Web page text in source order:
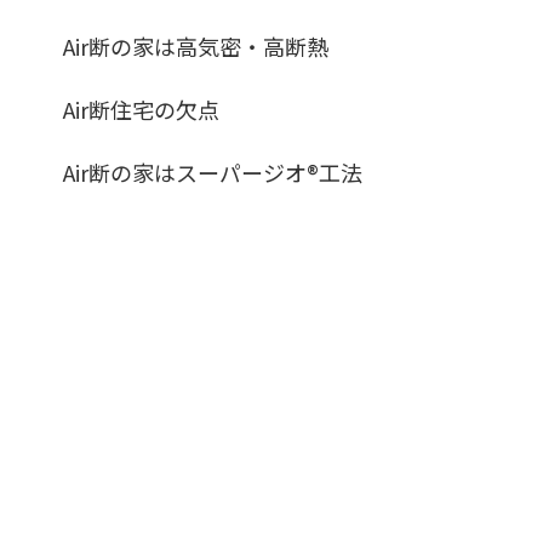
Air断の家は高気密・高断熱
Air断住宅の欠点
Air断の家はスーパージオ®︎工法